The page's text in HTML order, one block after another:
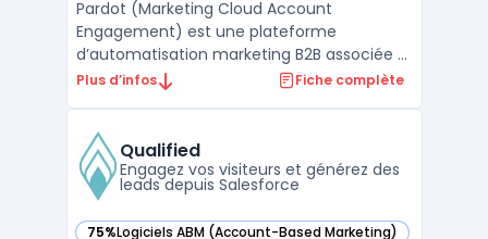
Pardot (Marketing Cloud Account
Engagement) est une plateforme
d’automatisation marketing B2B associée à
Salesforce CRM, destinée à la gestion de la
marketing et ventes repose sur une
intégration complète avec le CRM. L ...
Plus d’infos Fiche complète
Qualified
Engagez vos visiteurs et générez des
leads depuis Salesforce
75%Logiciels ABM (Account-Based Marketing)